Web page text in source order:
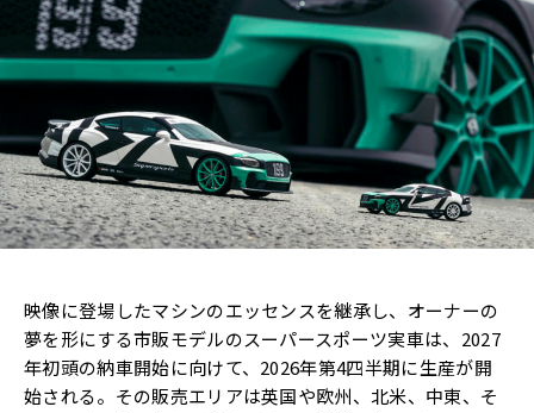
映像に登場したマシンのエッセンスを継承し、オーナーの
夢を形にする市販モデルのスーパースポーツ実車は、2027
年初頭の納車開始に向けて、2026年第4四半期に生産が開
始される。その販売エリアは英国や欧州、北米、中東、そ